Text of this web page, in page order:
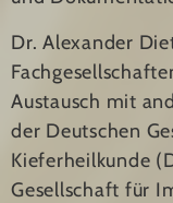
Dr. Alexander
Austausch mit
der Deutschen
Kieferheilkunde
Gesellschaft für